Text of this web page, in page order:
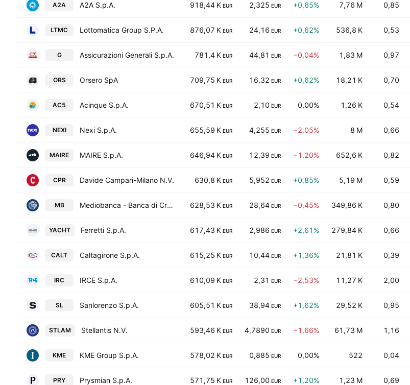
A2A A2A S.p.A. 918,44 K EUR 2,325 EUR +0,65% 7,76 M 0,85
LTMC Lottomatica Group S.P.A. 876,07 K EUR 24,16 EUR +0,62% 536,8 K 0,53
G Assicurazioni Generali S.p.A. 781,4 K EUR 44,81 EUR −0,04% 1,83 M 0,97
ORS Orsero SpA 709,75 K EUR 16,32 EUR +0,62% 18,21 K 0,70
AC5 Acinque S.p.A. 670,51 K EUR 2,10 EUR 0,00% 1,26 K 0,54
NEXI Nexi S.p.A. 655,59 K EUR 4,255 EUR −2,05% 8 M 0,66
MAIRE MAIRE S.p.A. 646,94 K EUR 12,39 EUR −1,20% 652,6 K 0,82
CPR Davide Campari-Milano N.V. 630,8 K EUR 5,952 EUR +0,85% 5,19 M 0,59
MB Mediobanca - Banca di Credito Finanziario S.p.A. 628,53 K EUR 28,64 EUR −0,45% 349,86 K 0,80
YACHT Ferretti S.p.A. 617,43 K EUR 2,986 EUR +2,61% 279,84 K 0,66
CALT Caltagirone S.p.A. 615,25 K EUR 10,44 EUR +1,36% 21,81 K 0,39
IRC IRCE S.p.A. 610,09 K EUR 2,31 EUR −2,53% 11,27 K 2,00
SL Sanlorenzo S.p.A. 605,51 K EUR 38,94 EUR +1,62% 29,52 K 0,95
STLAM Stellantis N.V. 593,46 K EUR 4,7890 EUR −1,66% 61,73 M 1,16
KME KME Group S.p.A. 578,02 K EUR 0,885 EUR 0,00% 522 0,04
PRY Prysmian S.p.A. 571,75 K EUR 126,00 EUR +1,20% 1,23 M 0,69